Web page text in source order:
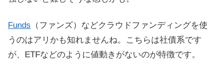
Funds （ファンズ）などクラウドファンディングを使
うのはアリかも知れませんね。こちらは社債系です
が、ETFなどのように値動きがないのが特徴です。